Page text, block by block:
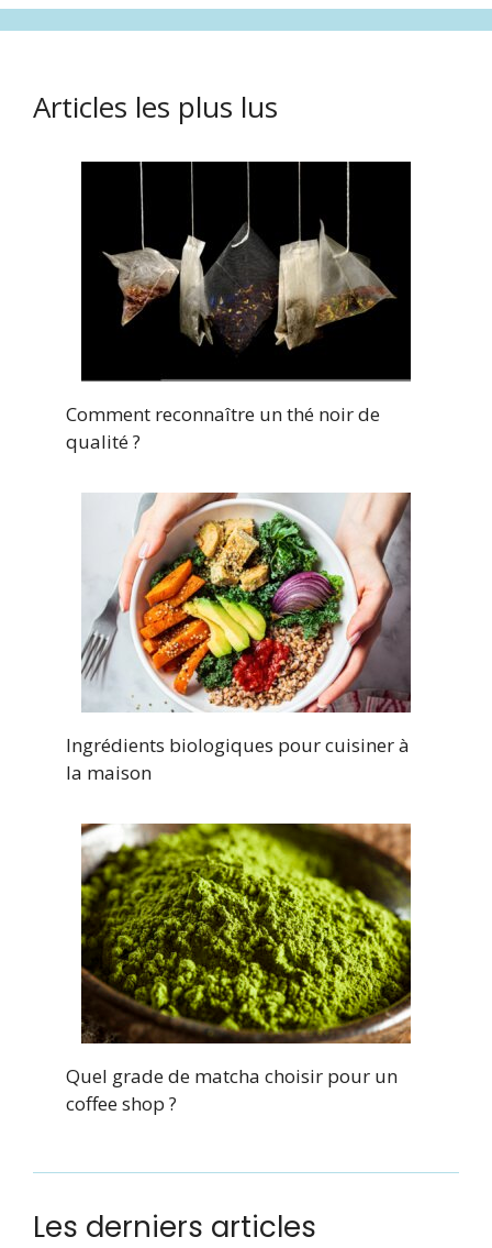
Articles les plus lus
Comment reconnaître un thé noir de
qualité ?
Ingrédients biologiques pour cuisiner à
la maison
Quel grade de matcha choisir pour un
coffee shop ?
Les derniers articles